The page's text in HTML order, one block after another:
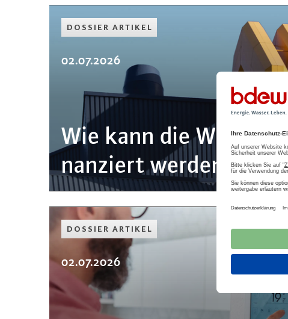
DOSSIER ARTIKEL
02.07.2026
Wie kann die
nan­ziert werden?
DOSSIER ARTIKEL
02.07.2026